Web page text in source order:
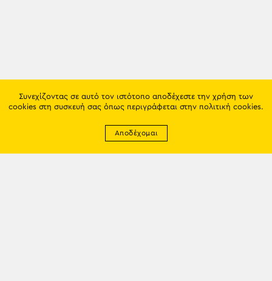
Συνεχίζοντας σε αυτό τον ιστότοπο αποδέχεστε την χρήση των
cookies στη συσκευή σας όπως περιγράφεται στην πολιτική cookies.
Αποδέχομαι